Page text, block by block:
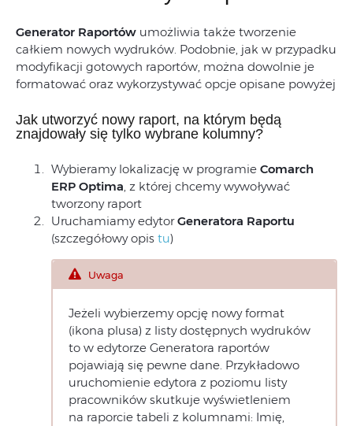
Generator Raportów umożliwia także tworzenie
całkiem nowych wydruków. Podobnie, jak w przypadku
modyfikacji gotowych raportów, można dowolnie je
formatować oraz wykorzystywać opcje opisane powyżej
Jak utworzyć nowy raport, na którym będą
znajdowały się tylko wybrane kolumny?
Wybieramy lokalizację w programie Comarch
ERP Optima, z której chcemy wywoływać
tworzony raport
Uruchamiamy edytorGeneratora Raportu
(szczegółowy opis tu)
Uwaga
Jeżeli wybierzemy opcję nowy format
(ikona plusa) z listy dostępnych wydruków
to w edytorze Generatora raportów
pojawiają się pewne dane. Przykładowo
uruchomienie edytora z poziomu listy
pracowników skutkuje wyświetleniem
na raporcie tabeli z kolumnami: Imię,